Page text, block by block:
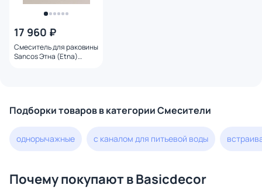
17 960 ₽
Смеситель для раковины
Sancos Этна (Etna)
Подборки товаров в категории Смесители
однорычажные с каналом для питьевой воды
Почему покупают в Basicdecor